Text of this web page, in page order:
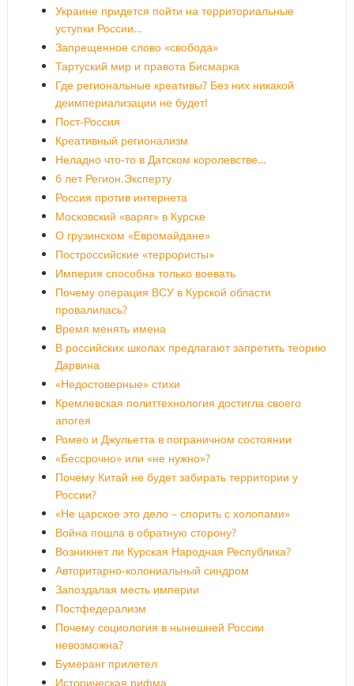
Украине придется пойти на территориальные
уступки России…
Запрещенное слово «свобода»
Тартуский мир и правота Бисмарка
Где региональные креативы? Без них никакой
деимпериализации не будет!
Пост-Россия
Креативный регионализм
Неладно что-то в Датском королевстве…
6 лет Регион.Эксперту
Россия против интернета
Московский «варяг» в Курске
О грузинском «Евромайдане»
Построссийские «террористы»
Империя способна только воевать
Почему операция ВСУ в Курской области
провалилась?
Время менять имена
В российских школах предлагают запретить теорию
Дарвина
«Недостоверные» стихи
Кремлевская политтехнология достигла своего
апогея
Ромео и Джульетта в пограничном состоянии
«Бессрочно» или «не нужно»?
Почему Китай не будет забирать территории у
России?
«Не царское это дело – спорить с холопами»
Война пошла в обратную сторону?
Возникнет ли Курская Народная Республика?
Авторитарно-колониальный синдром
Запоздалая месть империи
Постфедерализм
Почему социология в нынешней России
невозможна?
Бумеранг прилетел
Историческая рифма